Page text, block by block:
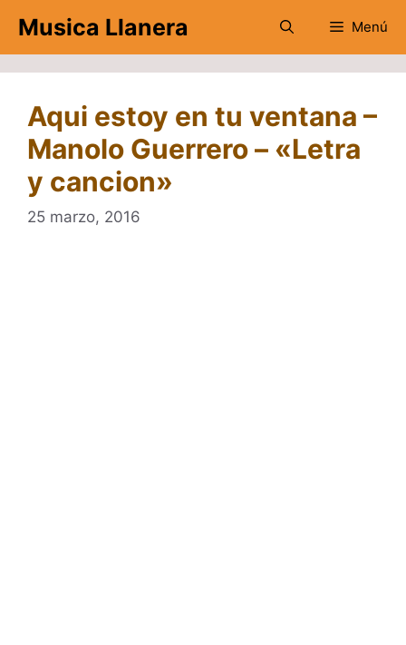
contenido
Musica Llanera Menú
Aqui estoy en tu ventana –
Manolo Guerrero – «Letra
y cancion»
25 marzo, 2016